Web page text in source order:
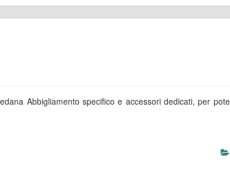
Abbigliamento specifico e accessori dedicati, per